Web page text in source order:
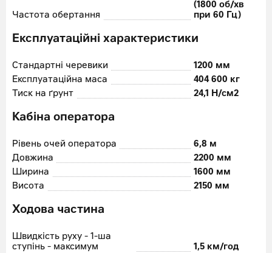
Частота обертання
(1800 об/хв
при 60 Гц)
Експлуатаційні характеристики
Стандартні черевики
1200 мм
Експлуатаційна маса
404 600 кг
Тиск на ґрунт
24,1 Н/см2
Кабіна оператора
Рівень очей оператора
6,8 м
Довжина
2200 мм
Ширина
1600 мм
Висота
2150 мм
Ходова частина
Швидкість руху - 1-ша
ступінь - максимум
1,5 км/год